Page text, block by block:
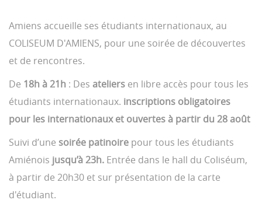
Amiens accueille ses étudiants internationaux, au
COLISEUM D'AMIENS, pour une soirée de découvertes
et de rencontres.
De 18h à 21h : Des ateliers en libre accès pour tous les
étudiants internationaux. inscriptions obligatoires
pour les internationaux et ouvertes à partir du 28 août
Suivi d’une soirée patinoire pour tous les étudiants
Amiénois jusqu’à 23h. Entrée dans le hall du Coliséum,
à partir de 20h30 et sur présentation de la carte
d'étudiant.